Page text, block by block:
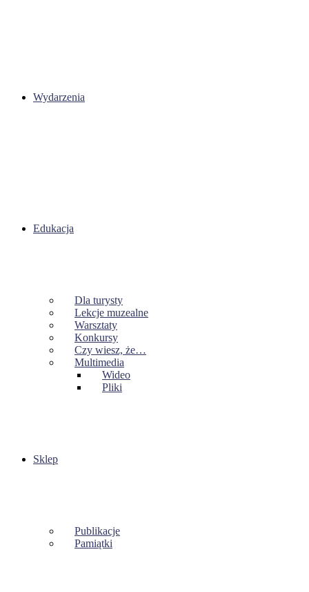
Wydarzenia
Edukacja
Dla turysty
Lekcje muzealne
Warsztaty
Konkursy
Czy wiesz, że…
Multimedia
Wideo
Pliki
Sklep
Publikacje
Pamiątki